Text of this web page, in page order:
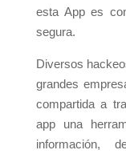
esta App es
segura.
Diversos
grandes
compartida a
app una
información,